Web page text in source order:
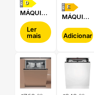
D
MÁQUINA
DE LAVAR
LOUÇA
WHIRLPOOL
- WFC
Ler
mais
E
MÁQUINA
LOUÇA
HOTPOINT
Adicionar